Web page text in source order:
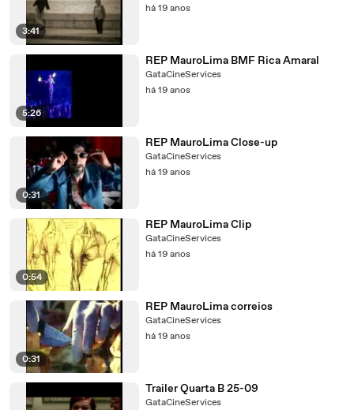
3:41
há 19 anos
5:26
REP MauroLima BMF Rica Amaral
GataCineServices
há 19 anos
0:31
REP MauroLima Close-up
GataCineServices
há 19 anos
0:54
REP MauroLima Clip
GataCineServices
há 19 anos
0:31
REP MauroLima correios
GataCineServices
há 19 anos
Trailer Quarta B 25-09
GataCineServices